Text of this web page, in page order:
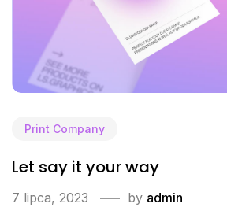
Print Company
Let say it your way
7 lipca, 2023 by admin